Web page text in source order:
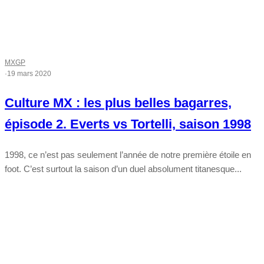
MXGP
·19 mars 2020
Culture MX : les plus belles bagarres,
épisode 2. Everts vs Tortelli, saison 1998
1998, ce n’est pas seulement l’année de notre première étoile en
foot. C’est surtout la saison d’un duel absolument titanesque...